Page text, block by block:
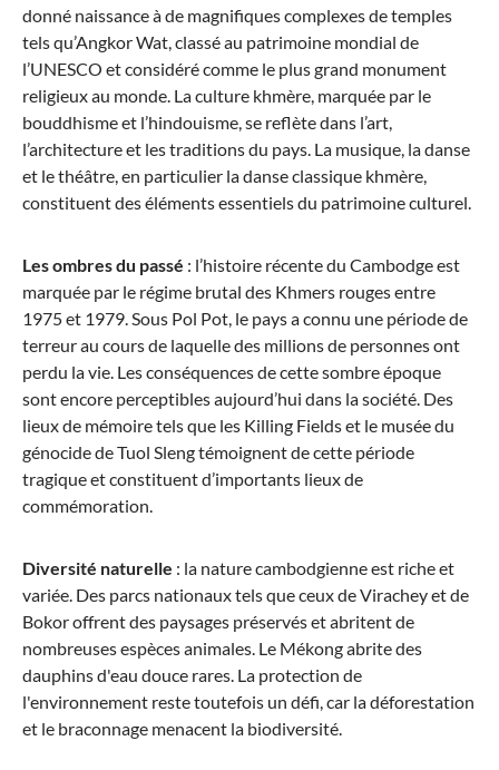
donné naissance à de magnifiques complexes de temples
tels qu’Angkor Wat, classé au patrimoine mondial de
l’UNESCO et considéré comme le plus grand monument
religieux au monde. La culture khmère, marquée par le
bouddhisme et l’hindouisme, se reflète dans l’art,
l’architecture et les traditions du pays. La musique, la danse
et le théâtre, en particulier la danse classique khmère,
constituent des éléments essentiels du patrimoine culturel.
Les ombres du passé : l’histoire récente du Cambodge est
marquée par le régime brutal des Khmers rouges entre
1975 et 1979. Sous Pol Pot, le pays a connu une période de
terreur au cours de laquelle des millions de personnes ont
perdu la vie. Les conséquences de cette sombre époque
sont encore perceptibles aujourd’hui dans la société. Des
lieux de mémoire tels que les Killing Fields et le musée du
génocide de Tuol Sleng témoignent de cette période
tragique et constituent d’importants lieux de
commémoration.
Diversité naturelle : la nature cambodgienne est riche et
variée. Des parcs nationaux tels que ceux de Virachey et de
Bokor offrent des paysages préservés et abritent de
nombreuses espèces animales. Le Mékong abrite des
dauphins d'eau douce rares. La protection de
l'environnement reste toutefois un défi, car la déforestation
et le braconnage menacent la biodiversité.